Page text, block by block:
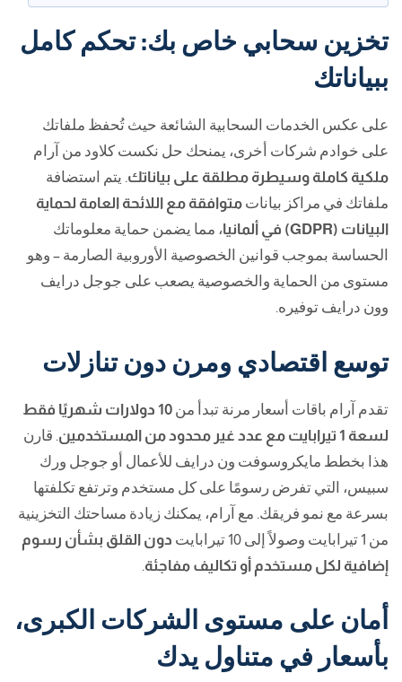
تخزين سحابي خاص بك: تحكم كامل
ببياناتك
على عكس الخدمات السحابية الشائعة حيث تُحفظ ملفاتك
على خوادم شركات أخرى، يمنحك حل نكست كلاود من آرام
ملكية كاملة وسيطرة مطلقة على بياناتك. يتم استضافة
ملفاتك في مراكز بيانات متوافقة مع اللائحة العامة لحماية
البيانات (GDPR) في ألمانيا
، مما يضمن حماية معلوماتك
الحساسة بموجب قوانين الخصوصية الأوروبية الصارمة – وهو
مستوى من الحماية والخصوصية يصعب على جوجل درايف
وون درايف توفيره.
توسع اقتصادي ومرن دون تنازلات
تقدم آرام باقات أسعار مرنة تبدأ من
10 دولارات شهريًا فقط
لسعة 1 تيرابايت مع عدد غير محدود من المستخدمين
. قارن
هذا بخطط مايكروسوفت ون درايف للأعمال أو جوجل ورك
سبيس، التي تفرض رسومًا على كل مستخدم وترتفع تكلفتها
بسرعة مع نمو فريقك. مع آرام، يمكنك زيادة مساحتك التخزينية
من 1 تيرابايت وصولاً إلى 10 تيرابايت
دون القلق بشأن رسوم
إضافية لكل مستخدم أو تكاليف مفاجئة.
أمان على مستوى الشركات الكبرى،
بأسعار في متناول يدك